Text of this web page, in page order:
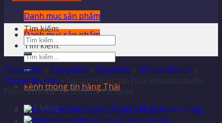
Danh mục sản phẩm
Danh mục sản phẩm
Tìm kiếm:
Kênh thông tin hàng Thái
Giỏ hàng
Tìm kiếm:
Trang chủ Sản phẩm Mỹ phẩm Hỗ trợ điều trị
Chống lão hóa
Focus Wrinkle Serum Bua Pai Khao